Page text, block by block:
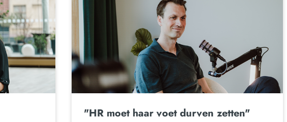
"HR moet haar voet durven zetten"